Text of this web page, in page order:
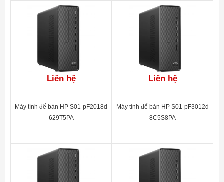
ĐEN(A00B0PA)
Liên hệ
Máy tính để bàn HP S01-pF2018d
629T5PA
Liên hệ
Máy tính để bàn HP S01-pF3012d
8C5S8PA